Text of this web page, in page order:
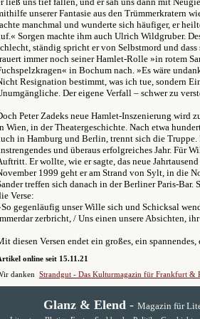
unserer Fantasie aus den Trümmerkratern
manchmal und wunderte sich häufiger, er
Sorgen machte ihm auch Ulrich Wildgruber.
ständig spricht er von Selbstmord und
immer noch seiner Hamlet-Rolle »in rotem
in Bochum nach. »Es wäre
Resignation bestimmt, was ich tue, sondern
Der eigene Verfall – schwer zu
Peter Zadeks neue Hamlet-Inszenierung wird
Wien, in der Theatergeschichte. Nach etwa
in Hamburg und Berlin, trennt sich die Truppe.
und überaus erfolgreiches Jahr. Für
Er wollte, wie er sagte, das neue
1999 geht er am Strand von Sylt, in die
treffen sich danach in der Berliner Paris-
Verse:
gegenläufig unser Wille sich und Schicksal
zerbricht, / Uns einen unsere Absichten,
diesen Versen endet ein großes, ein
online seit 15.11.21
danken Strandgut - Das Kulturmagazin für Frankfurt &
Glanz & Elend- Magazin für